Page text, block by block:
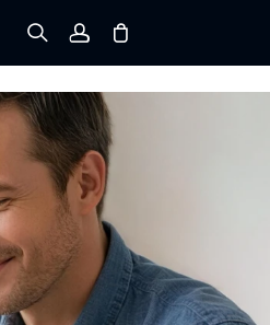
Registrarse
Iniciar sesión
Rastree el Pedido